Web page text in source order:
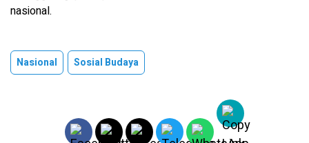
nasional.
Nasional Sosial Budaya